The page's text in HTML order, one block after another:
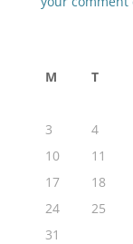
M T
3
4
10
11
17
18
24
25
31